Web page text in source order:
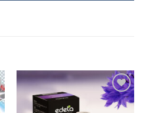
Thêm
vào